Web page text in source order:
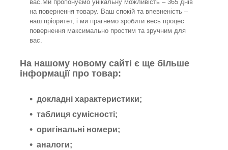
вас.Ми пропонуємо унікальну можливість – 365 днів
на повернення товару. Ваш спокій та впевненість –
наш пріоритет, і ми прагнемо зробити весь процес
повернення максимально простим та зручним для
вас.
На нашому новому сайті є ще більше
інформації про товар:
докладні характеристики;
таблиця сумісності;
оригінальні номери;
аналоги;